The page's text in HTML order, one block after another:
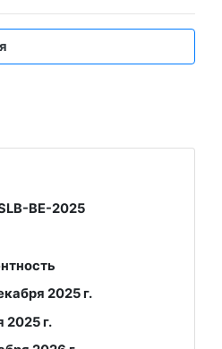
BE-2025
2025 г.
2025 г.